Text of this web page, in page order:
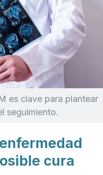
es clave para plantear
seguimiento.
cura